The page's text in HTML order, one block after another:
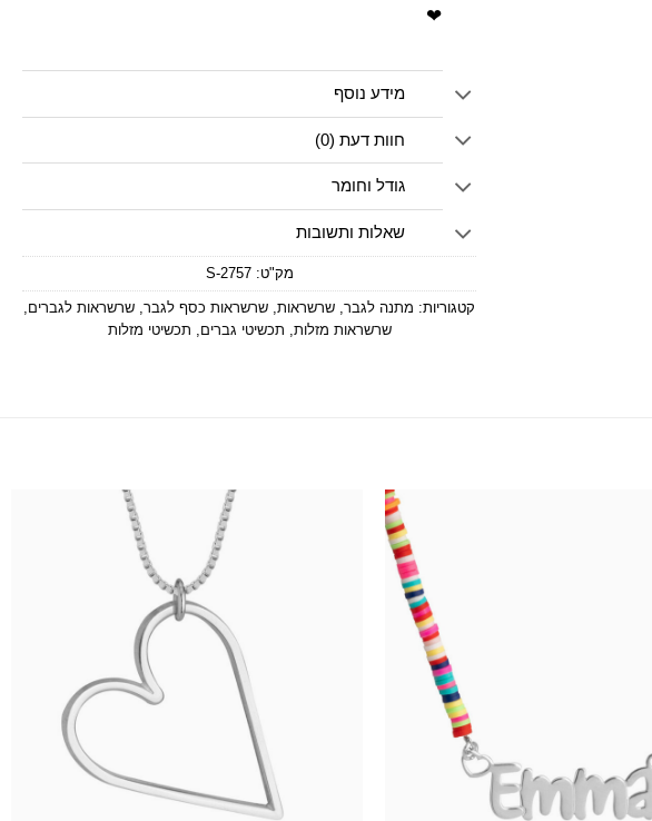
❤
מידע נוסף
חוות דעת (0)
גודל וחומר
שאלות ותשובות
מק"ט:2757-S
קטגוריות: מתנה לגבר שרשראות שרשראות כסף לגבר שרשראות לגברים
שרשראות מזלות תכשיטי גברים תכשיטי מזלות